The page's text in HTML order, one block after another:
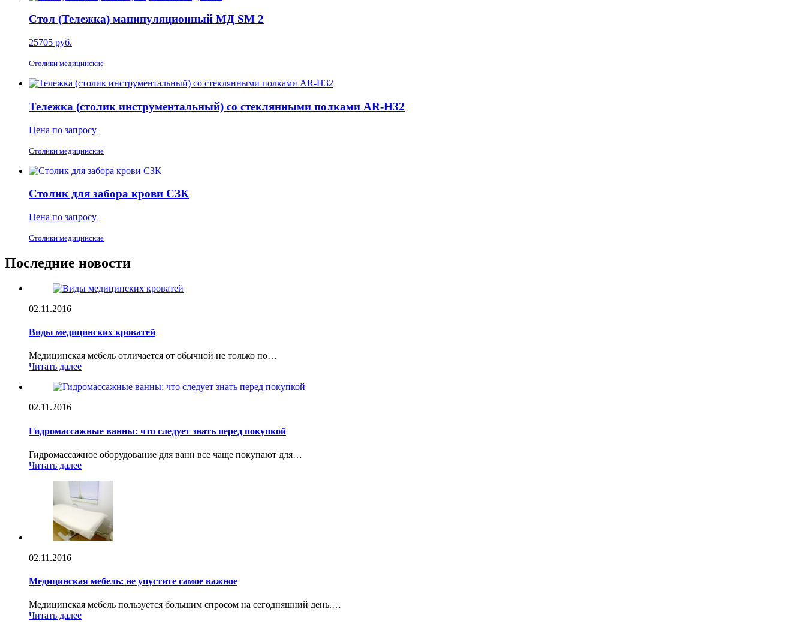
Стол (Тележка) манипуляционный МД SM 2
25705 руб.
Столики медицинские
Тележка (столик инструментальный) со стеклянными полками AR-H32
Цена по запросу
Столики медицинские
Столик для забора крови СЗК
Цена по запросу
Столики медицинские
Последние новости
02.11.2016
Виды медицинских кроватей
Медицинская мебель отличается от обычной не только по…
Читать далее
02.11.2016
Гидромассажные ванны: что следует знать перед покупкой
Гидромассажное оборудование для ванн все чаще покупают для…
Читать далее
02.11.2016
Медицинская мебель: не упустите самое важное
Медицинская мебель пользуется большим спросом на сегодняшний день.…
Читать далее